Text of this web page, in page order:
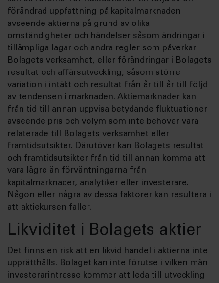
förändrad uppfattning på kapitalmarknaden
avseende aktierna på grund av olika
omständigheter och händelser såsom ändringar i
tillämpliga lagar och andra regler som påverkar
Bolagets verksamhet, eller förändringar i Bolagets
resultat och affärsutveckling, såsom större
variation i intäkt och resultat från år till år till följd
av tendensen i marknaden. Aktiemarknader kan
från tid till annan uppvisa betydande fluktuationer
avseende pris och volym som inte behöver vara
relaterade till Bolagets verksamhet eller
framtidsutsikter. Därutöver kan Bolagets resultat
och framtidsutsikter från tid till annan komma att
vara lägre än förväntningarna från
kapitalmarknader, analytiker eller investerare.
Någon eller några av dessa faktorer kan resultera i
att aktiekursen faller.
Likviditet i Bolagets aktier
Det finns en risk att en likvid handel i aktierna inte
upprätthålls. Bolaget kan inte förutse i vilken mån
investerarintresse kommer att leda till utveckling